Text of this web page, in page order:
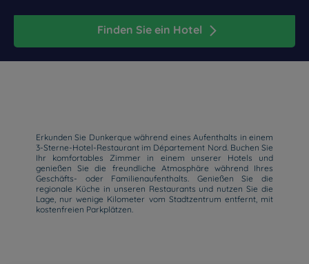
Finden Sie ein Hotel
Erkunden Sie Dunkerque während eines Aufenthalts in einem
3-Sterne-Hotel-Restaurant im Département Nord. Buchen Sie
Ihr komfortables Zimmer in einem unserer Hotels und
genießen Sie die freundliche Atmosphäre während Ihres
Geschäfts- oder Familienaufenthalts. Genießen Sie die
regionale Küche in unseren Restaurants und nutzen Sie die
Lage, nur wenige Kilometer vom Stadtzentrum entfernt, mit
kostenfreien Parkplätzen.